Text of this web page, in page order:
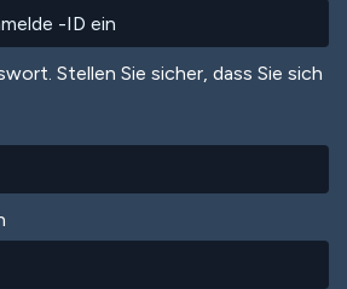
Stellen Sie sicher, dass Sie sich